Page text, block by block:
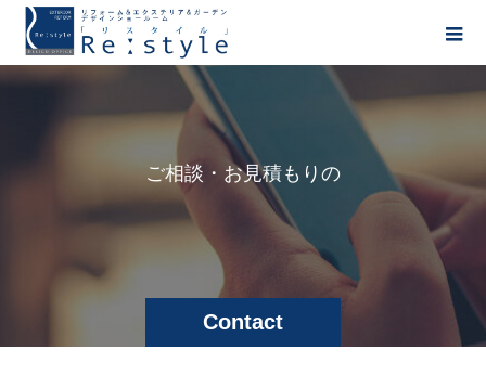
Contact
ご相談 ・ お見積も り の